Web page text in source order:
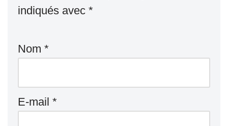
indiqués avec *
Nom *
E-mail *